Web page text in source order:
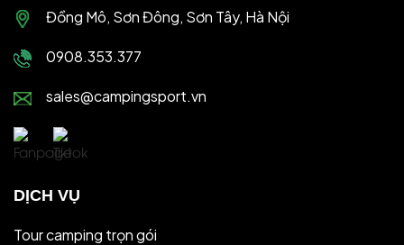
Đồng Mô, Sơn Đông, Sơn Tây, Hà Nội
0908.353.377
sales@campingsport.vn
DỊCH VỤ
Tour camping trọn gói